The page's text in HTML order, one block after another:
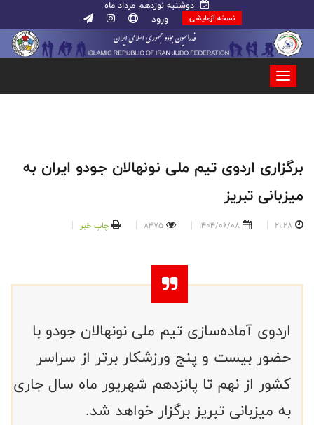
دوشنبه نوزدهم مرداد ماه
نسخه آزمایشی ورود
برگزاری اردوی تیم ملی نونهالان جودو ایران به
میزبانی تبریز
21:28
1404/06/08
8475 چاپ خبر
اردوی آماده‌سازی تیم ملی نونهالان جودو با
حضور بیست و پنج ورزشکار برتر از سراسر
کشور از نهم تا پانزدهم شهریور ماه سال جاری
به میزبانی تبریز برگزار خواهد شد.